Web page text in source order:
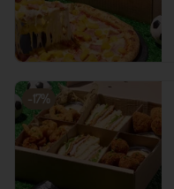
-17%